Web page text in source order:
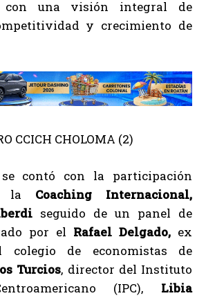
con una visión integral de
y crecimiento de
contó con la participación
la Coaching Internacional,
seguido de un panel de
por el Rafael Delgado, ex
colegio de economistas de
Turcios, director del Instituto
(IPC), Libia